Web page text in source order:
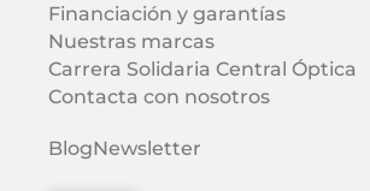
Financiación y garantías
Nuestras marcas
Carrera Solidaria Central Óptica
Contacta con nosotros
BlogNewsletter